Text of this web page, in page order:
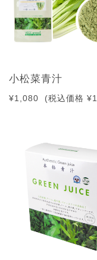
小松菜青汁
¥1,080 (税込価格